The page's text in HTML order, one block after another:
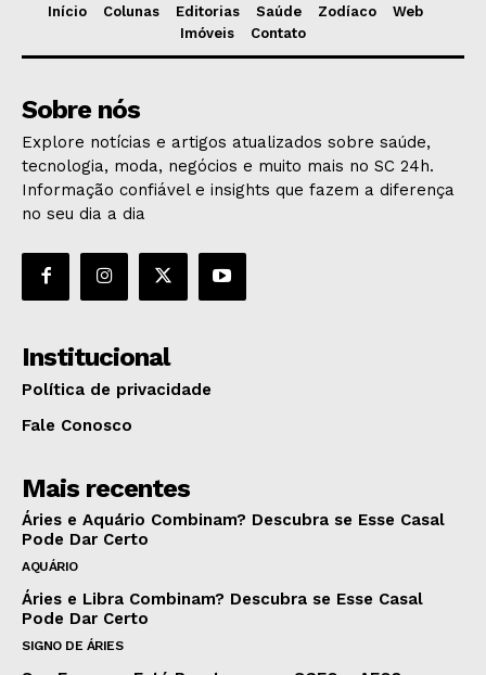
Início Colunas Editorias Saúde Zodíaco
Web
Imóveis
Contato
Sobre nós
Explore notícias e artigos atualizados sobre saúde,
tecnologia, moda, negócios e muito mais no SC 24h.
Informação confiável e insights que fazem a diferença
no seu dia a dia
Institucional
Política de privacidade
Fale Conosco
Mais recentes
Áries e Aquário Combinam? Descubra se Esse Casal
Pode Dar Certo
AQUÁRIO
Áries e Libra Combinam? Descubra se Esse Casal
Pode Dar Certo
SIGNO DE ÁRIES